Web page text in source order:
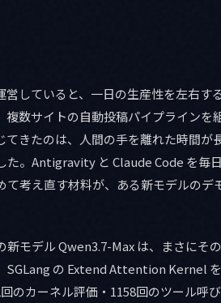
していると、一日の生産性を左右す
数サイトの自動投稿パイプラインを
きたのは、人間の手を離れた時間が
た。Antigravity と Claude Code を毎
考え直す材料が、ある新モデルのデ
モデル Qwen3.7-Max は、まさにそ
SGLang の Extend Attention Kernel
のカーネル評価・1158回のツール呼